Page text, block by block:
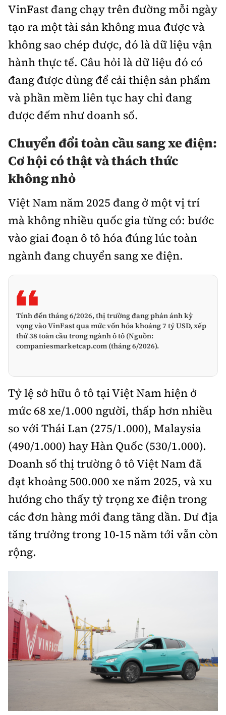
VinFast đang chạy trên đường mỗi ngày
tạo ra một tài sản không mua được và
không sao chép được, đó là dữ liệu vận
hành thực tế. Câu hỏi là dữ liệu đó có
đang được dùng để cải thiện sản phẩm
và phần mềm liên tục hay chỉ đang
được đếm như doanh số.
Chuyển đổi toàn cầu sang xe điện:
Cơ hội có thật và thách thức
không nhỏ
Việt Nam năm 2025 đang ở một vị trí
mà không nhiều quốc gia từng có: bước
vào giai đoạn ô tô hóa đúng lúc toàn
ngành đang chuyển sang xe điện.
Tính đến tháng 6/2026, thị trường đang phản ánh kỳ
vọng vào VinFast qua mức vốn hóa khoảng 7 tỷ USD, xếp
thứ 38 toàn cầu trong ngành ô tô (Nguồn:
companiesmarketcap.com (tháng 6/2026).
Tỷ lệ sở hữu ô tô tại Việt Nam hiện ở
mức 68 xe/1.000 người, thấp hơn nhiều
so với Thái Lan (275/1.000), Malaysia
(490/1.000) hay Hàn Quốc (530/1.000).
Doanh số thị trường ô tô Việt Nam đã
đạt khoảng 500.000 xe năm 2025, và xu
hướng cho thấy tỷ trọng xe điện trong
các đơn hàng mới đang tăng dần. Dư địa
tăng trưởng trong 10-15 năm tới vẫn còn
rộng.